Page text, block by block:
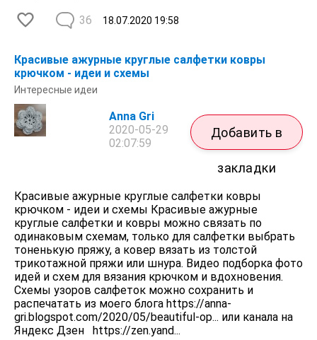
18.07.2020 19:58
36
​Красивые ажурные круглые салфетки ковры
крючком - идеи и схемы
Интересные идеи
Anna Gri
2020-05-29
02:07:59
Добавить в
закладки
Красивые ажурные круглые салфетки ковры
крючком - идеи и схемы Красивые ажурные
круглые салфетки и ковры можно связать по
одинаковым схемам, только для салфетки выбрать
тоненькую пряжу, а ковер вязать из толстой
трикотажной пряжи или шнура. Видео подборка фото
идей и схем для вязания крючком и вдохновения.
Схемы узоров салфеток можно сохранить и
распечатать из моего блога https://anna-
gri.blogspot.com/2020/05/beautiful-op... или канала на
Яндекс Дзен https://zen.yand...